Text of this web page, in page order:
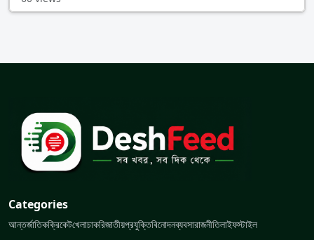
Categories
আন্তর্জাতিকক্রিকেটখেলাচাকরিজাতীয়প্রযুক্তিবিনোদনব্যবসারাজনীতিলাইফস্টাইল